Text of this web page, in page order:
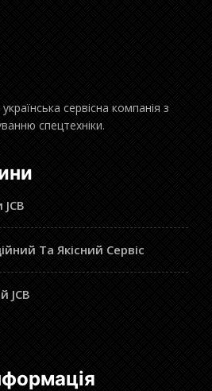
сервісна компанія з
спецтехніки.
Та Якісний Сервіс
JCB